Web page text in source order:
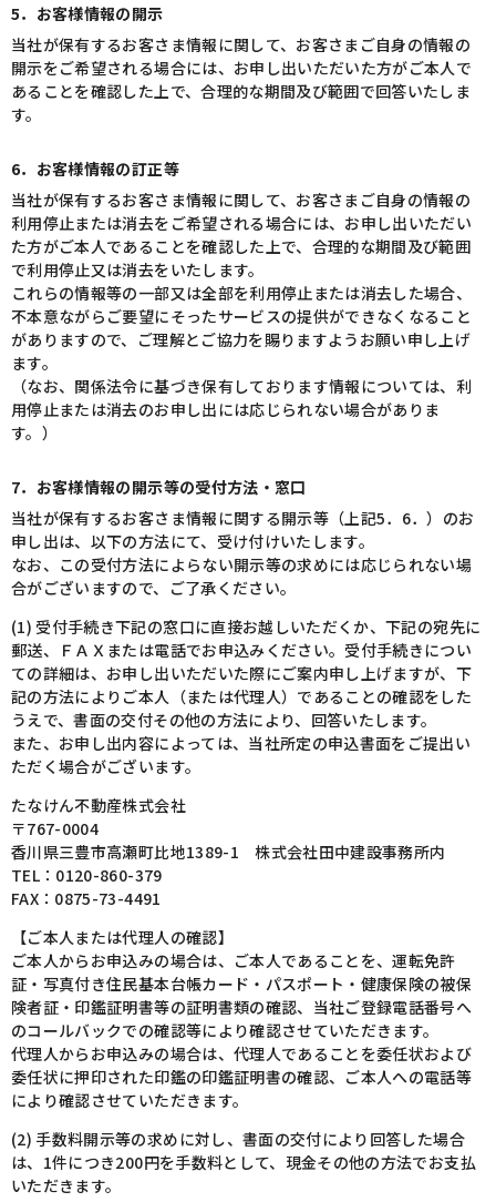
5．お客様情報の開示
当社が保有するお客さま情報に関して、お客さまご自身の情報の
開示をご希望される場合には、お申し出いただいた方がご本人で
あることを確認した上で、合理的な期間及び範囲で回答いたしま
す。
6．お客様情報の訂正等
当社が保有するお客さま情報に関して、お客さまご自身の情報の
利用停止または消去をご希望される場合には、お申し出いただい
た方がご本人であることを確認した上で、合理的な期間及び範囲
で利用停止又は消去をいたします。
これらの情報等の一部又は全部を利用停止または消去した場合、
不本意ながらご要望にそったサービスの提供ができなくなること
がありますので、ご理解とご協力を賜りますようお願い申し上げ
ます。
（なお、関係法令に基づき保有しております情報については、利
用停止または消去のお申し出には応じられない場合がありま
す。）
7．お客様情報の開示等の受付方法・窓口
当社が保有するお客さま情報に関する開示等（上記5．6．）のお
申し出は、以下の方法にて、受け付けいたします。
なお、この受付方法によらない開示等の求めには応じられない場
合がございますので、ご了承ください。
(1) 受付手続き下記の窓口に直接お越しいただくか、下記の宛先に
郵送、ＦＡＸまたは電話でお申込みください。受付手続きについ
ての詳細は、お申し出いただいた際にご案内申し上げますが、下
記の方法によりご本人（または代理人）であることの確認をした
うえで、書面の交付その他の方法により、回答いたします。
また、お申し出内容によっては、当社所定の申込書面をご提出い
ただく場合がございます。
たなけん不動産株式会社
〒767-0004
香川県三豊市高瀬町比地1389-1 株式会社田中建設事務所内
TEL：0120-860-379
FAX：0875-73-4491
【ご本人または代理人の確認】
ご本人からお申込みの場合は、ご本人であることを、運転免許
証・写真付き住民基本台帳カード・パスポート・健康保険の被保
険者証・印鑑証明書等の証明書類の確認、当社ご登録電話番号へ
のコールバックでの確認等により確認させていただきます。
代理人からお申込みの場合は、代理人であることを委任状および
委任状に押印された印鑑の印鑑証明書の確認、ご本人への電話等
により確認させていただきます。
(2) 手数料開示等の求めに対し、書面の交付により回答した場合
は、1件につき200円を手数料として、現金その他の方法でお支払
いただきます。